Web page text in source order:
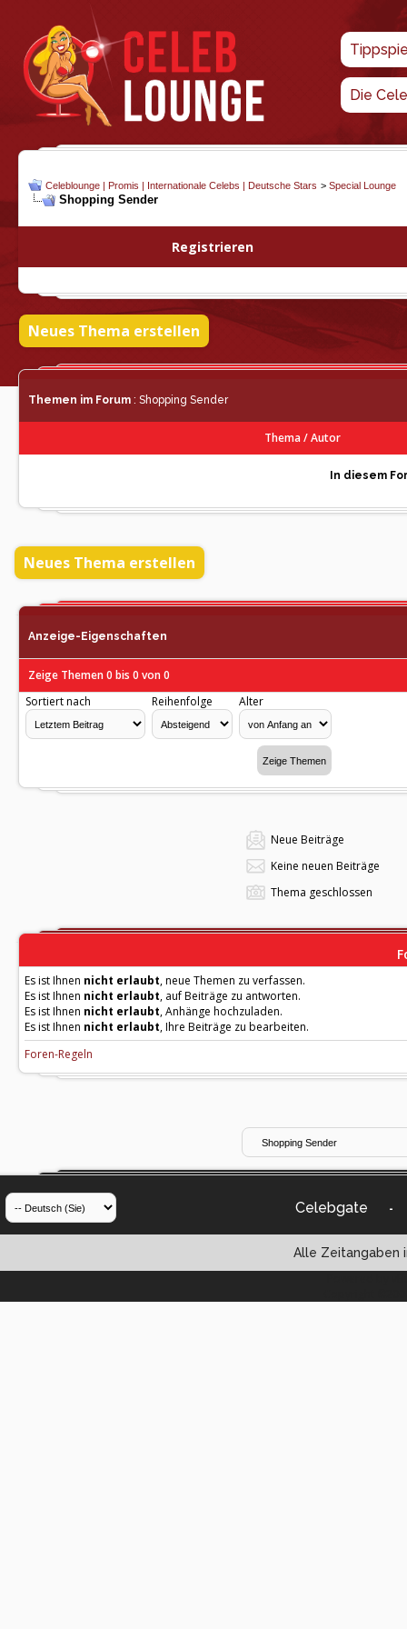
Die
Celeblounge | Promis | Internationale Celebs | Deutsche Stars > Special Lounge
Shopping Sender
Registrieren
Neues Thema erstellen
Themen im Forum : Shopping Sender
Thema/Autor
In diesem
Neues Thema erstellen
Anzeige-Eigenschaften
Zeige Themen 0 bis 0 von 0
Sortiert nach
Reihenfolge Alter
Neue Beiträge
Keine neuen Beiträge
Thema geschlossen
Es ist Ihnen nicht erlaubt, neue Themen zu verfassen.
Es ist Ihnen nicht erlaubt, auf Beiträge zu antworten.
Es ist Ihnen nicht erlaubt, Anhänge hochzuladen.
Es ist Ihnen nicht erlaubt, Ihre Beiträge zu bearbeiten.
Foren-Regeln
Celebgate -
Alle Zeitangaben